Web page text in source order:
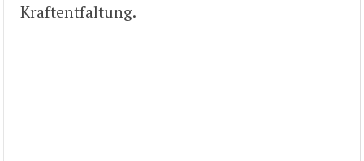
Kraftentfaltung.